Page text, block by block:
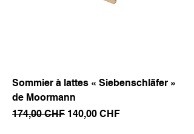
Sommier à lattes « Siebenschläfer »
de Moormann
Prix original
174,00 CHF Prix promotionnel
140,00 CHF